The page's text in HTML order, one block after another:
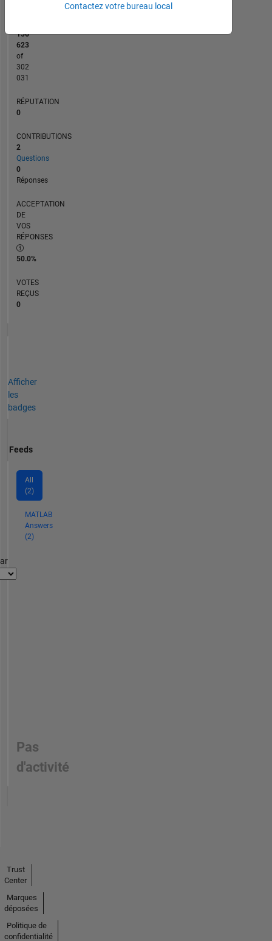
156
623
of
302
031
RÉPUTATION
0
CONTRIBUTIONS
2
Questions
0
Réponses
ACCEPTATION
DE
VOS
RÉPONSES
50.0%
VOTES
REÇUS
0
Afficher
les
badges
Feeds
All
(2)
MATLAB
Answers
(2)
Pas
d'activité
Contactez votre bureau local
Trust
Center
Marques
déposées
Politique de
confidentialité